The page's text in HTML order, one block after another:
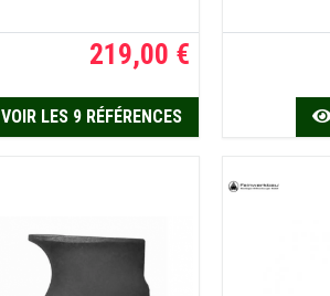
219,00 €
VOIR LES 9 RÉFÉRENCES